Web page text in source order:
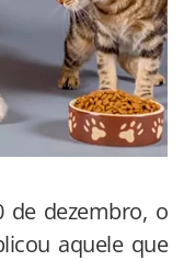
de dezembro, o
aquele que